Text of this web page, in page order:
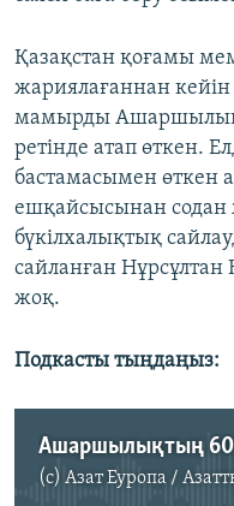
Қазақстан қоғамы
жариялағаннан
мамырды Ашаршылық
ретінде атап өткен.
бастамасымен өткен
ешқайсысынан
бүкілхалықтық
сайланған Нұрсұлтан
жоқ.
Подкасты тыңдаңыз:
(c) Азат Еуропа /
No media